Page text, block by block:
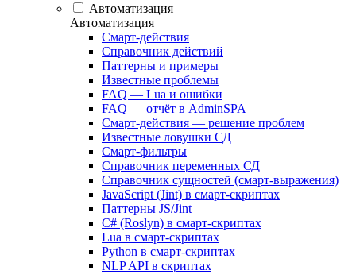
Автоматизация
Автоматизация
Смарт-действия
Справочник действий
Паттерны и примеры
Известные проблемы
FAQ — Lua и ошибки
FAQ — отчёт в AdminSPA
Смарт-действия — решение проблем
Известные ловушки СД
Смарт-фильтры
Справочник переменных СД
Справочник сущностей (смарт-выражения)
JavaScript (Jint) в смарт-скриптах
Паттерны JS/Jint
C# (Roslyn) в смарт-скриптах
Lua в смарт-скриптах
Python в смарт-скриптах
NLP API в скриптах